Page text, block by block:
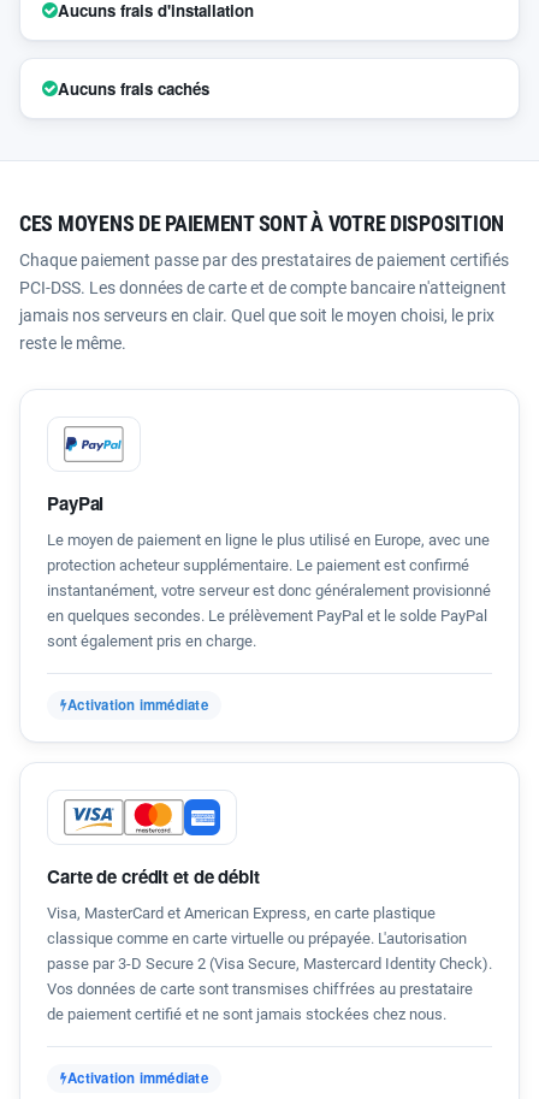
Aucuns frais d'installation
Aucuns frais cachés
CES MOYENS DE PAIEMENT SONT À VOTRE DISPOSITION
Chaque paiement passe par des prestataires de paiement certifiés
PCI-DSS. Les données de carte et de compte bancaire n'atteignent
jamais nos serveurs en clair. Quel que soit le moyen choisi, le prix
reste le même.
PayPal
Le moyen de paiement en ligne le plus utilisé en Europe, avec une
protection acheteur supplémentaire. Le paiement est confirmé
instantanément, votre serveur est donc généralement provisionné
en quelques secondes. Le prélèvement PayPal et le solde PayPal
sont également pris en charge.
Activation immédiate
Carte de crédit et de débit
Visa, MasterCard et American Express, en carte plastique
classique comme en carte virtuelle ou prépayée. L'autorisation
passe par 3-D Secure 2 (Visa Secure, Mastercard Identity Check).
Vos données de carte sont transmises chiffrées au prestataire
de paiement certifié et ne sont jamais stockées chez nous.
Activation immédiate